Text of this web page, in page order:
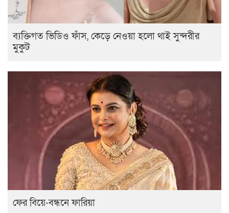
ব্যক্তিগত ভিডিও ফাঁস, কেড়ে নেওয়া হলো থাই সুন্দরীর
মুকুট
ফের বিয়ে-বন্ধনে ফারিয়া